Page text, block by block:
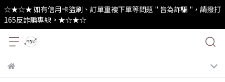
☆★☆★ 如有信用卡盜刷、訂單重複下單等問題 " 皆為詐騙 "，請撥打
165反詐騙專線。★☆★☆